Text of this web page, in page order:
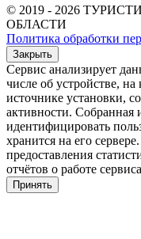
© 2019 - 2026
ОБЛАСТИ
Политика обработки
Закрыть
Сервис анализирует
числе об устройстве,
источнике установки,
активности.
идентифицировать
хранится на его
предоставления
отчётов о работе
Принять